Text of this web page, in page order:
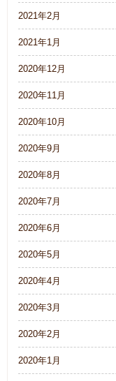
2021年2月
2021年1月
2020年12月
2020年11月
2020年10月
2020年9月
2020年8月
2020年7月
2020年6月
2020年5月
2020年4月
2020年3月
2020年2月
2020年1月